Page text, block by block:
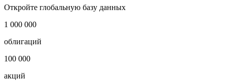
***
*** *** ***
***
***
Откройте глобальную базу данных
1 000 000
облигаций